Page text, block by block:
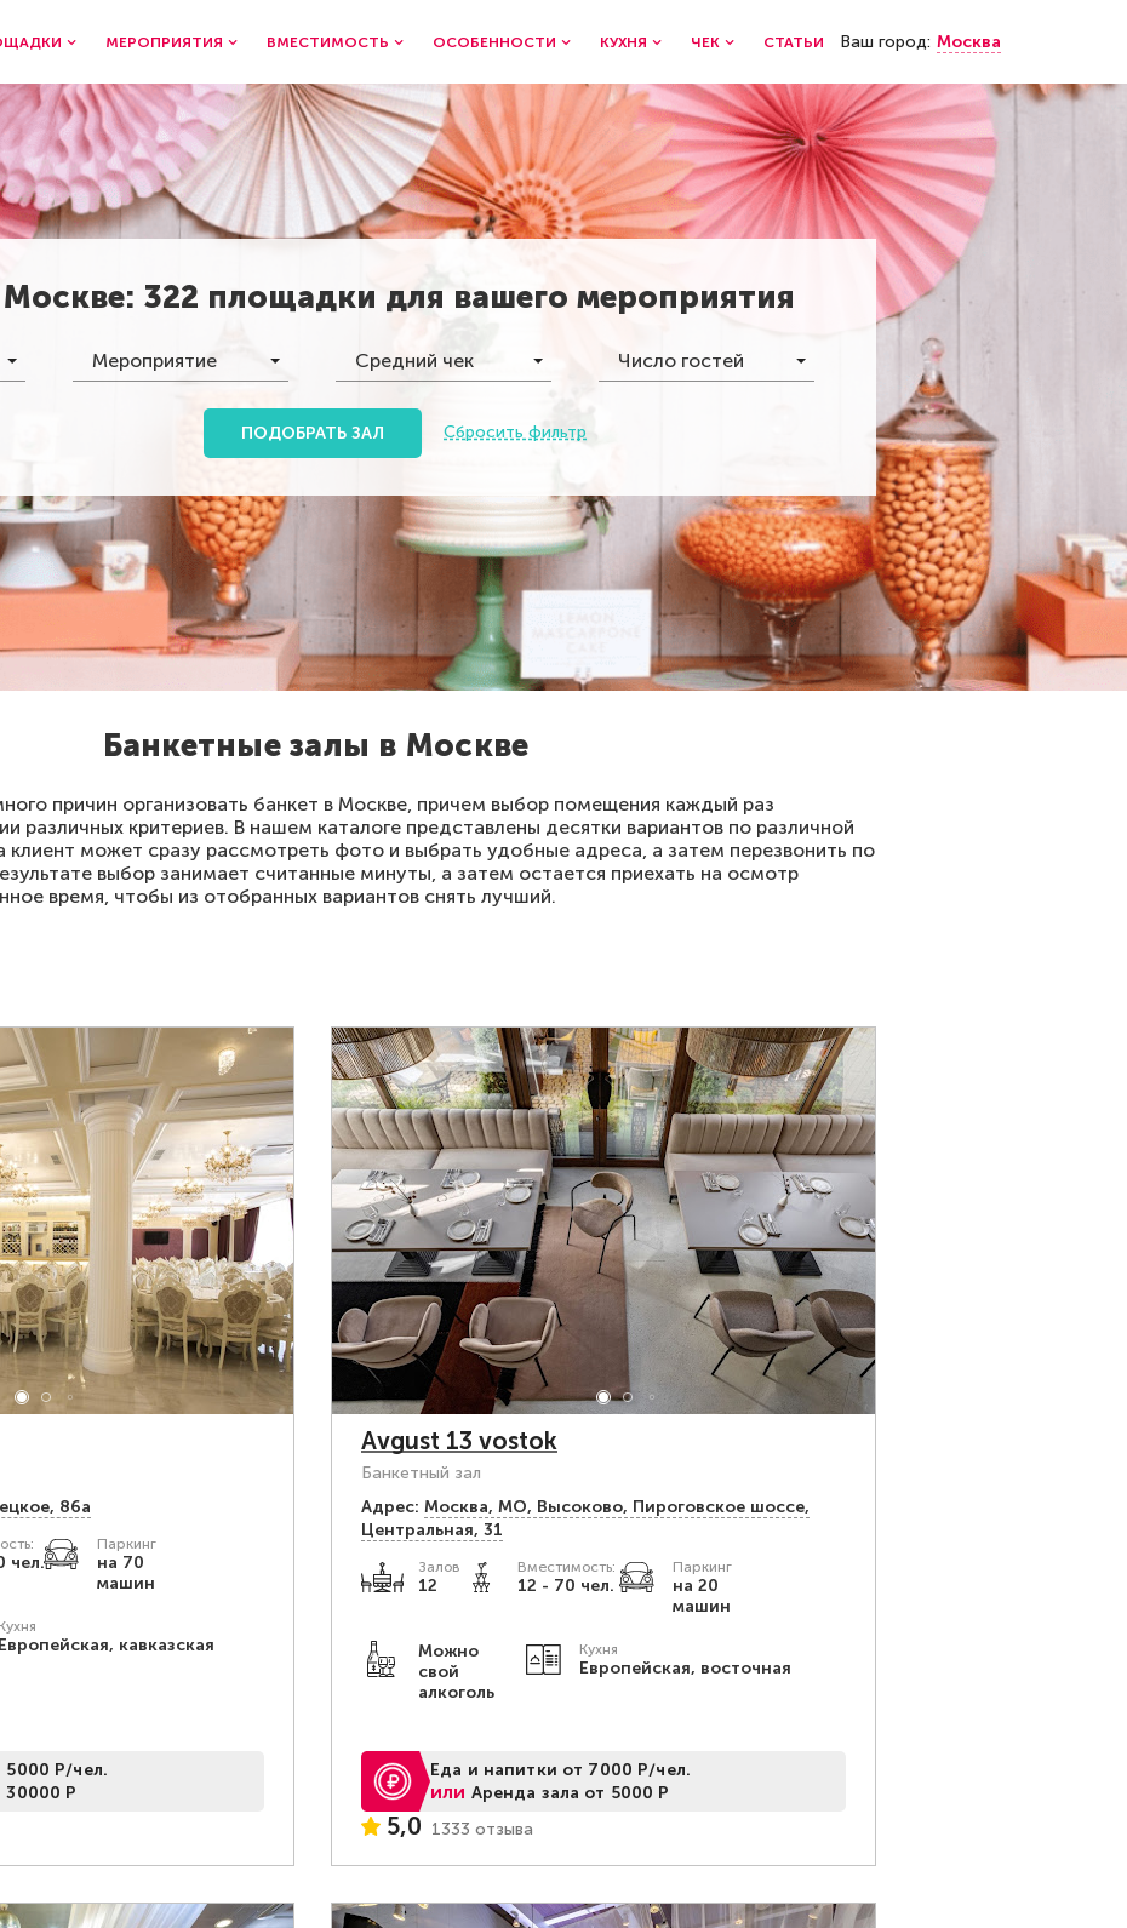
МЕРОПРИЯТИЯ ВМЕСТИМОСТЬ ОСОБЕННОСТИ КУХНЯ ЧЕК СТАТЬИ Ваш город: Москва
Москве: 322 площадки для вашего мероприятия
Мероприятие Средний чек Число гостей
ПОДОБРАТЬ ЗАЛ Сбросить фильтр
Банкетные залы в Москве
причин организовать банкет в Москве, причем выбор помещения каждый раз
различных критериев. В нашем каталоге представлены десятки вариантов по различной
клиент может сразу рассмотреть фото и выбрать удобные адреса, а затем перезвонить по
выбор занимает считанные минуты, а затем остается приехать на осмотр
время, чтобы из отобранных вариантов снять лучший.
86а
чел.
Паркинг
на 70
машин
Кухня
Европейская, кавказская
5000 Р/чел.
30000 Р
Avgust 13 vostok
Банкетный зал
Адрес: Москва, МО, Высоково, Пироговское шоссе,
Центральная, 31
Залов
12
Вместимость:
12 - 70 чел.
Паркинг
на 20
машин
Можно
свой
алкоголь
Кухня
Европейская, восточная
Еда и напитки от 7000 Р/чел.
или Аренда зала от 5000 Р
5,0 1333 отзыва